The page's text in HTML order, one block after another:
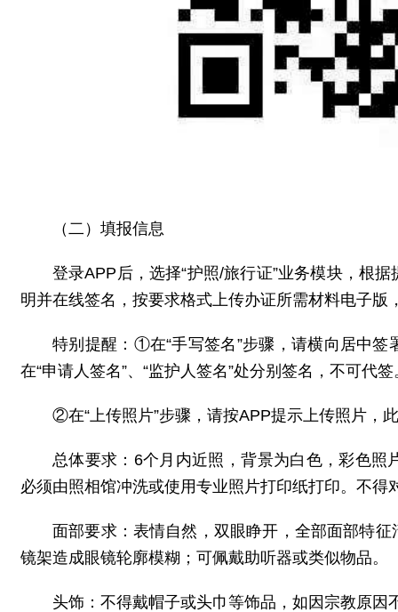
（二）填报信息
登录APP后，选择“护照/旅行证”业务模块，根
明并在线签名，按要求格式上传办证所需材料电子
特别提醒：①在“手写签名”步骤，请横向居中
在“申请人签名”、“监护人签名”处分别签名，不可代签
②在“上传照片”步骤，请按APP提示上传照片，
总体要求：6个月内近照，背景为白色，彩色
必须由照相馆冲洗或使用专业照片打印纸打印。
面部要求：表情自然，双眼睁开，全部面部特
镜架造成眼镜轮廓模糊；可佩戴助听器或类似物
头饰：不得戴帽子或头巾等饰品，如因宗教